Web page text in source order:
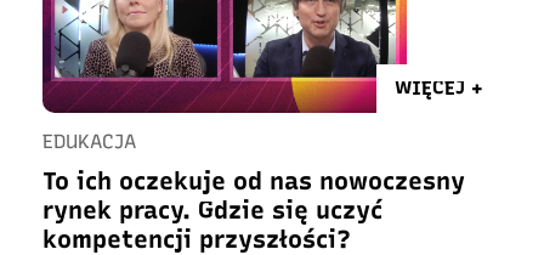
WIĘCEJ +
EDUKACJA
To ich oczekuje od nas nowoczesny
rynek pracy. Gdzie się uczyć
kompetencji przyszłości?